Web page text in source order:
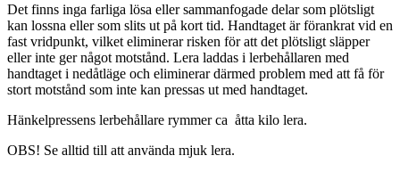
Det finns inga farliga lösa eller sammanfogade delar som plötsligt
kan lossna eller som slits ut på kort tid. Handtaget är förankrat vid en
fast vridpunkt, vilket eliminerar risken för att det plötsligt släpper
eller inte ger något motstånd. Lera laddas i lerbehållaren med
handtaget i nedåtläge och eliminerar därmed problem med att få för
stort motstånd som inte kan pressas ut med handtaget.
Hänkelpressens lerbehållare rymmer ca åtta kilo lera.
OBS! Se alltid till att använda mjuk lera.